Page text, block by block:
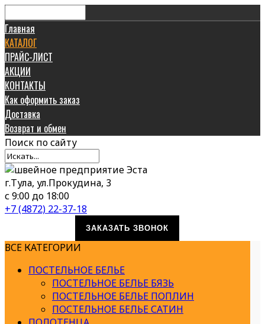
Главная
КАТАЛОГ
ПРАЙС-ЛИСТ
АКЦИИ
КОНТАКТЫ
Как оформить заказ
Доставка
Возврат и обмен
Поиск по сайту
г.Тула, ул.Прокудина, 3
с 9:00 до 18:00
+7 (4872) 22-37-18
ЗАКАЗАТЬ ЗВОНОК
ВСЕ КАТЕГОРИИ
ПОСТЕЛЬНОЕ БЕЛЬЕ
ПОСТЕЛЬНОЕ БЕЛЬЕ БЯЗЬ
ПОСТЕЛЬНОЕ БЕЛЬЕ ПОПЛИН
ПОСТЕЛЬНОЕ БЕЛЬЕ САТИН